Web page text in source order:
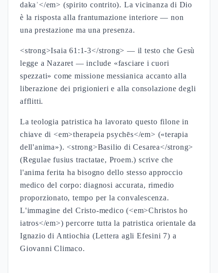
dakaʾ</em> (spirito contrito). La vicinanza di Dio
è la risposta alla frantumazione interiore — non
una prestazione ma una presenza.
<strong>Isaia 61:1-3</strong> — il testo che Gesù
legge a Nazaret — include «fasciare i cuori
spezzati» come missione messianica accanto alla
liberazione dei prigionieri e alla consolazione degli
afflitti.
La teologia patristica ha lavorato questo filone in
chiave di <em>therapeia psychēs</em> («terapia
dell'anima»). <strong>Basilio di Cesarea</strong>
(Regulae fusius tractatae, Proem.) scrive che
l'anima ferita ha bisogno dello stesso approccio
medico del corpo: diagnosi accurata, rimedio
proporzionato, tempo per la convalescenza.
L'immagine del Cristo-medico (<em>Christos ho
iatros</em>) percorre tutta la patristica orientale da
Ignazio di Antiochia (Lettera agli Efesini 7) a
Giovanni Climaco.